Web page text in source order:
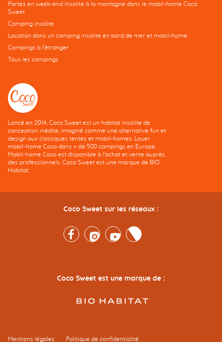
Partez en week-end insolite à la montagne dans le mobil-home Coco
Sweet
Camping insolite
Location dans un camping insolite en bord de mer et mobil-home
Campings à l’étranger
Tous les campings
Lancé en 2014, Coco Sweet est un habitat insolite de
conception inédite, imaginé comme une alternative fun et
design aux classiques tentes et mobil-homes. Louer
mobil-home Coco dans + de 500 campings en Europe.
Mobil-home Coco est disponible à l'achat et vente auprès
des professionnels. Coco Sweet est une marque de BIO
Habitat.
Coco Sweet sur les réseaux :
FacebookInstagramYoutubeTwitter
Coco Sweet est une marque de :
Mentions légales Politique de confidentialité